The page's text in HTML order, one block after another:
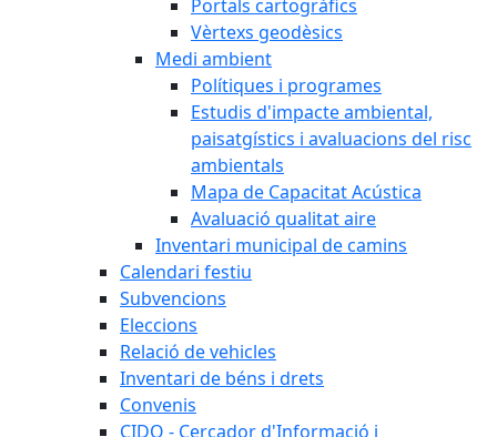
Portals cartogràfics
Vèrtexs geodèsics
Medi ambient
Polítiques i programes
Estudis d'impacte ambiental,
paisatgístics i avaluacions del risc
ambientals
Mapa de Capacitat Acústica
Avaluació qualitat aire
Inventari municipal de camins
Calendari festiu
Subvencions
Eleccions
Relació de vehicles
Inventari de béns i drets
Convenis
CIDO - Cercador d'Informació i